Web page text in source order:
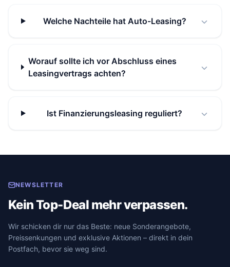
Welche Nachteile hat Auto-Leasing?
Worauf sollte ich vor Abschluss eines
Leasingvertrags achten?
Ist Finanzierungsleasing reguliert?
NEWSLETTER
Kein Top-Deal mehr verpassen.
Wir schicken dir nur das Beste: neue Sonderangebote,
Preissenkungen und exklusive Aktionen – direkt in dein
Postfach, bevor sie weg sind.